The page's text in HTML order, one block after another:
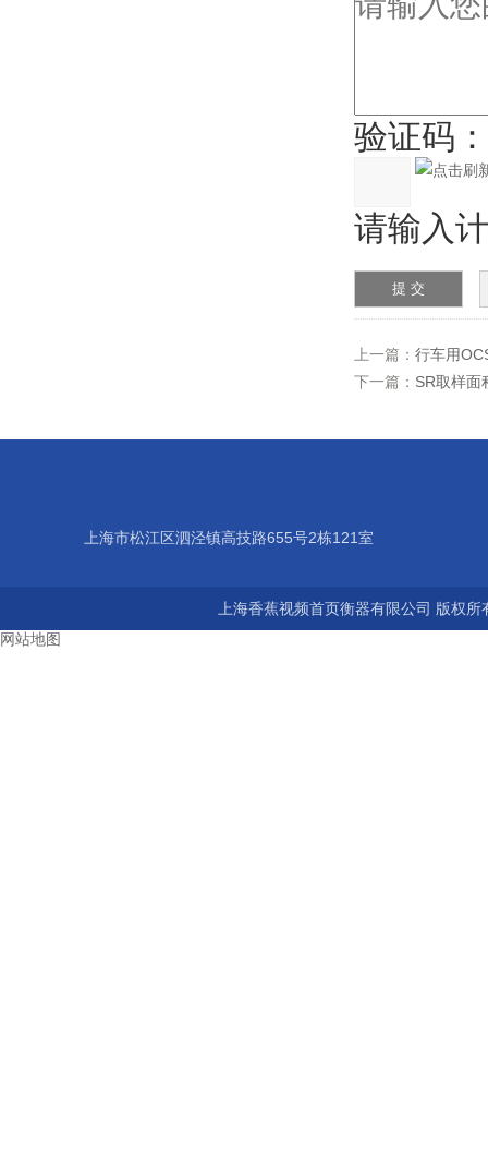
验证码：
请输入计
上一篇： 行车用
下一篇： SR取样面
上海市松江区泗泾镇高技路655号2栋121室
上海香蕉视频首页衡器有限公司 版权所
网站地图